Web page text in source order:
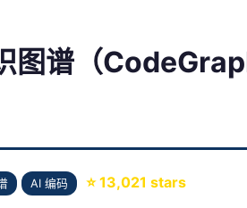
图谱（
AI 编码 ⭐ 13,021 stars